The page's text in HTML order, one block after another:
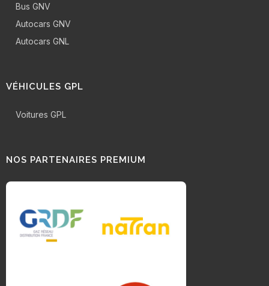
Bus GNV
Autocars GNV
Autocars GNL
VÉHICULES GPL
Voitures GPL
NOS PARTENAIRES PREMIUM